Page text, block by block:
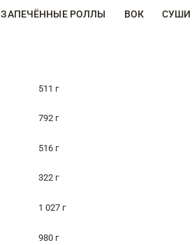
ЗАПЕЧЁННЫЕ РОЛЛЫ ВОК СУШИ
511 г
792 г
516 г
322 г
1 027 г
980 г